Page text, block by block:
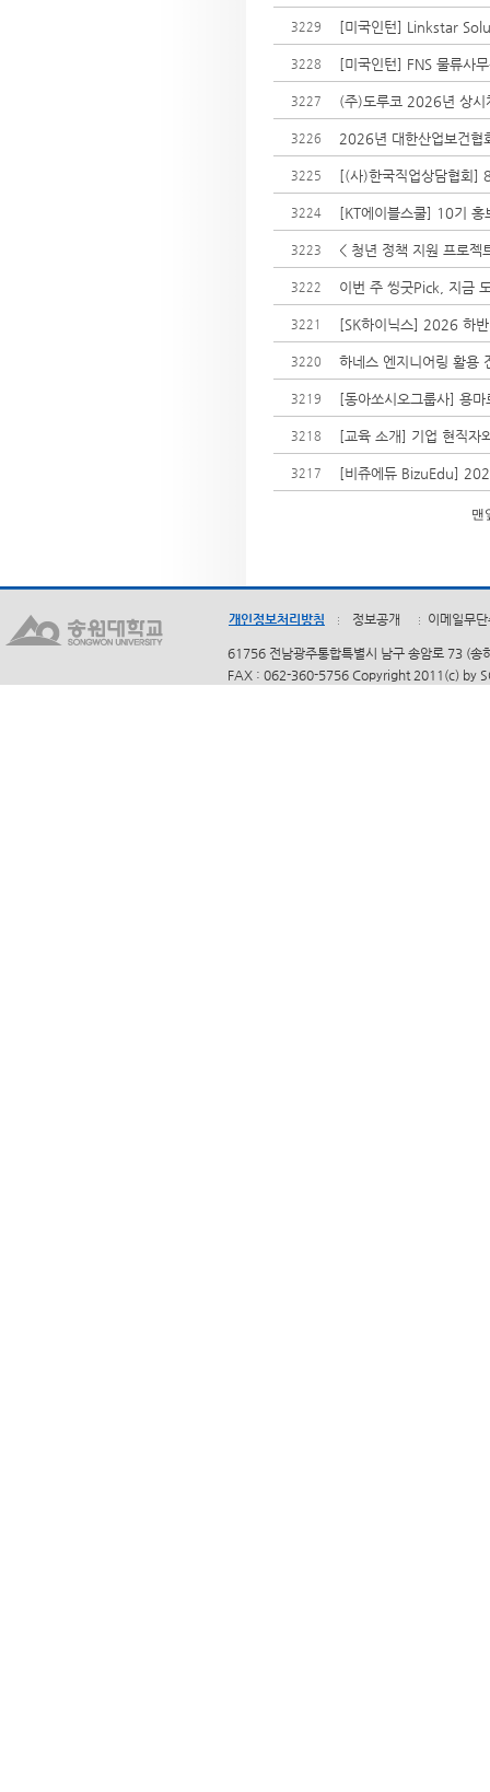
3229 [미국인턴] Linkstar
3228 [미국인턴] FNS 물류사
3227 (주)도루코 2026년 상시
3226 2026년 대한산업보건협
3225 [(사)한국직업상담협회]
3224 [KT에이블스쿨] 10기 홍
3223 < 청년 정책 지원 프로
3222 이번 주 씽굿Pick, 지금
3221 [SK하이닉스] 2026 하
3220 하네스 엔지니어링 활용
3219 [동아쏘시오그룹사] 용
3218 [교육 소개] 기업 현직자
3217 [비쥬에듀 BizuEdu]
맨
개인정보처리방침 정보공개 이메일무
61756 전남광주통합특별시 남구 송암로 73 (
FAX : 062-360-5756 Copyright 2011(c) by